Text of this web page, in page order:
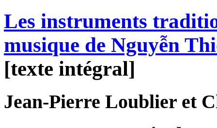
Les instruments
musique de Nguyễn
[texte intégral]
Jean-Pierre Loublier et